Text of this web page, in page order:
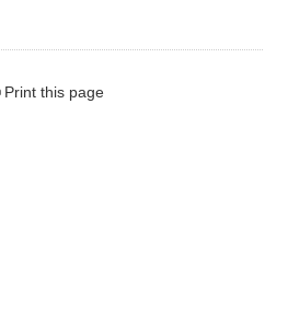
Print this page